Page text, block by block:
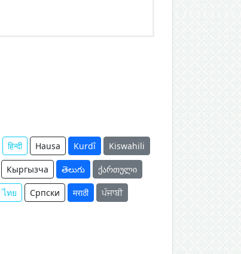
हिन्दी Hausa Kurdî Kiswahili
Кыргызча తెలుగు ქართული
ไทย Српски मराठी ਪੰਜਾਬੀ